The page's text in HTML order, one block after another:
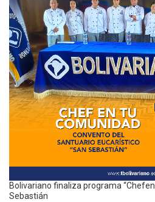
Bolivariano finaliza programa
Sebastián